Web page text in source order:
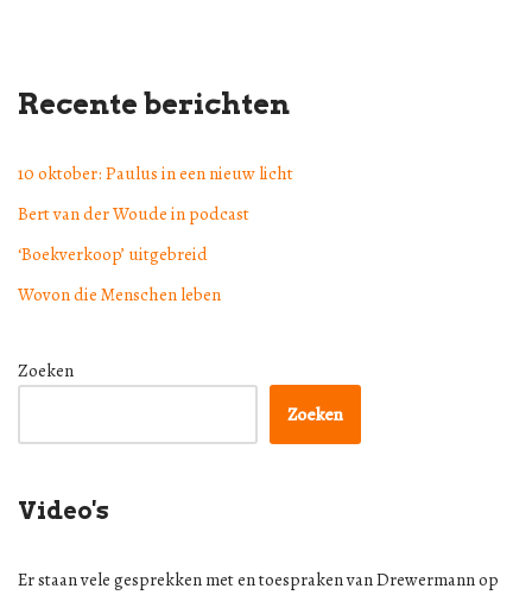
Recente berichten
10 oktober: Paulus in een nieuw licht
Bert van der Woude in podcast
‘Boekverkoop’ uitgebreid
Wovon die Menschen leben
Zoeken
Zoeken
Video's
Er staan vele gesprekken met en toespraken van Drewermann op